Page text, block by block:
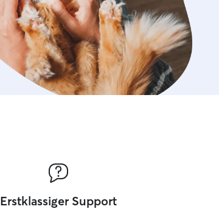
Erstklassiger Support